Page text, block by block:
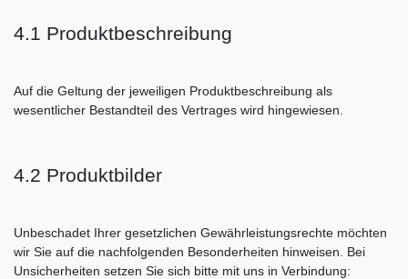
4.1 Produktbeschreibung
Auf die Geltung der jeweiligen Produktbeschreibung als
wesentlicher Bestandteil des Vertrages wird hingewiesen.
4.2 Produktbilder
Unbeschadet Ihrer gesetzlichen Gewährleistungsrechte möchten
wir Sie auf die nachfolgenden Besonderheiten hinweisen. Bei
Unsicherheiten setzen Sie sich bitte mit uns in Verbindung: